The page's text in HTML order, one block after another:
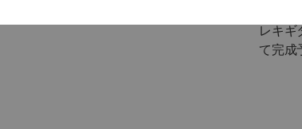
レキギ
て完成